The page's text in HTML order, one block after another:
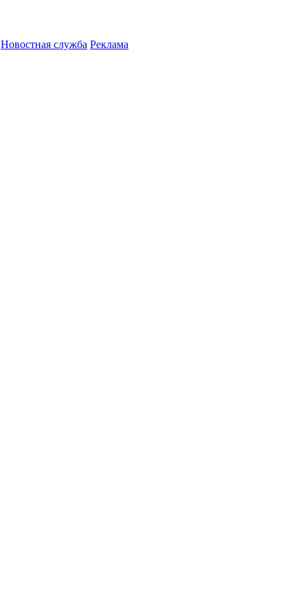
Новостная служба Реклама